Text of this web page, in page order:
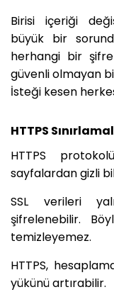
Birisi içeriği
büyük bir
herhangi bir
güvenli olmayan
İsteği kesen
HTTPS
HTTPS
sayfalardan gizli
SSL verileri
şifrelenebilir.
temizleyemez.
HTTPS,
yükünü artırabilir.